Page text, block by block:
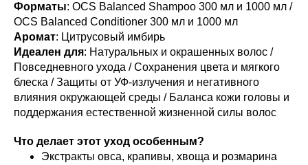
Форматы: OCS Balanced Shampoo 300 мл и 1000 мл /
OCS Balanced Conditioner 300 мл и 1000 мл
Аромат: Цитрусовый имбирь
Идеален для: Натуральных и окрашенных волос /
Повседневного ухода / Сохранения цвета и мягкого
блеска / Защиты от УФ-излучения и негативного
влияния окружающей среды / Баланса кожи головы и
поддержания естественной жизненной силы волос
Что делает этот уход особенным?
Экстракты овса, крапивы, хвоща и розмарина